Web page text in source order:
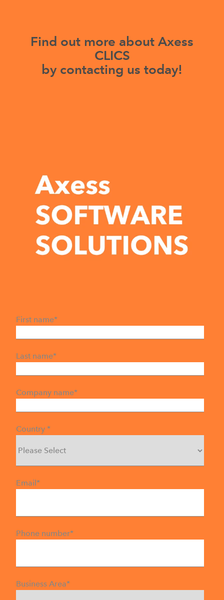
Find out more about Axess
CLICS
by contacting us today!
First name*
Last name*
Company name*
Country *
Email *
Phone number*
Business Area*